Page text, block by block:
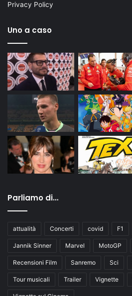
Privacy Policy
Uno a caso
Parliamo di…
attualità Concerti covid F1
Jannik Sinner Marvel MotoGP
Recensioni Film Sanremo Sci
Tour musicali Trailer Vignette